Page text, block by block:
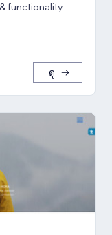
functionality
ดู